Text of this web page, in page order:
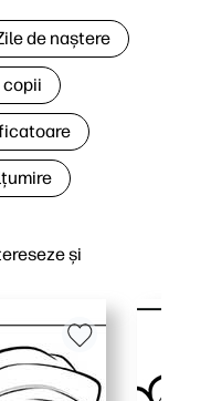
și
de naștere